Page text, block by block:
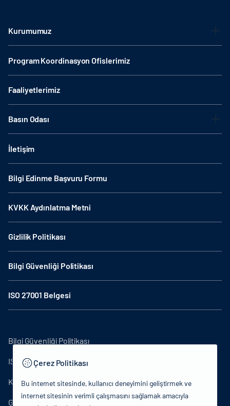
Kurumumuz
Program Koordinasyon Ofislerimiz
Faaliyetlerimiz
Basın Odası
İletişim
Bilgi Edinme Başvuru Formu
KVKK Aydınlatma Metni
Gizlilik Politikası
Bilgi Güvenliği Politikası
ISO 27001 Belgesi
Bilgi Güvenliği Politikası
ISO27001
KVKK Aydınlatma Metni
Gizlilik Politikası
Çerez Politikası
Bu internet sitesinde, kullanıcı deneyimini geliştirmek ve
internet sitesinin verimli çalışmasını sağlamak amacıyla